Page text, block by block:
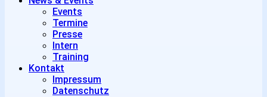
Events
Termine
Presse
Intern
Training
Kontakt
Impressum
Datenschutz